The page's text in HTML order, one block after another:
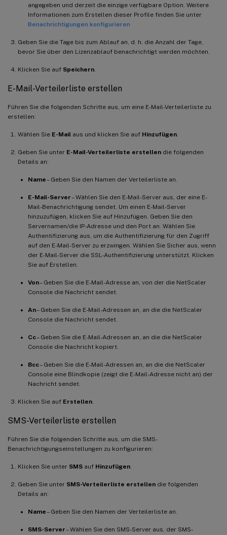
angegeben und derzeit die einzige verfügbare Option. Weitere
Informationen zum Erstellen dieser Profile finden Sie unter
Benachrichtigungen konfigurieren
Geben Sie die Tage bis zum Ablauf an, d. h. die Anzahl der Tage,
bevor Sie über den Lizenzablauf benachrichtigt werden möchten.
Klicken Sie auf Speichern.
E-Mail-Verteilerliste erstellen
Führen Sie die folgenden Schritte aus, um eine E-Mail-Verteilerliste zu
erstellen:
Wählen Sie E-Mail aus und klicken Sie auf Hinzufügen.
Geben Sie unter E-Mail-Verteilerliste erstellen die folgenden
Details an:
Name– Geben Sie den Namen der Verteilerliste an.
E-Mail-Server– Wählen Sie den E-Mail-Server aus, der eine E-
Mail-Benachrichtigung sendet. Um einen E-Mail-Server
hinzuzufügen, klicken Sie auf Hinzufügen. Geben Sie den
Servernamen/die IP-Adresse und den Port an. Wählen Sie
Authentifizierung aus, um die Authentifizierung für den Zugriff
auf den E-Mail-Server zu erzwingen. Wählen Sie Sicher aus, wenn
der E-Mail-Server die SSL-Authentifizierung unterstützt. Klicken
Sie auf Erstellen.
Von– Geben Sie die E-Mail-Adresse an, von der die NetScaler
Console die Nachricht sendet.
An– Geben Sie die E-Mail-Adressen an, an die die NetScaler
Console die Nachricht sendet.
Cc– Geben Sie die E-Mail-Adressen an, an die die NetScaler
Console die Nachricht kopiert.
Bcc– Geben Sie die E-Mail-Adressen an, an die die NetScaler
Console eine Blindkopie (zeigt die E-Mail-Adresse nicht an) der
Nachricht sendet.
Klicken Sie auf Erstellen.
SMS-Verteilerliste erstellen
Führen Sie die folgenden Schritte aus, um die SMS-
Benachrichtigungseinstellungen zu konfigurieren:
Klicken Sie unter SMS auf Hinzufügen.
Geben Sie unter SMS-Verteilerliste erstellen die folgenden
Details an:
Name– Geben Sie den Namen der Verteilerliste an.
SMS-Server– Wählen Sie den SMS-Server aus, der SMS-